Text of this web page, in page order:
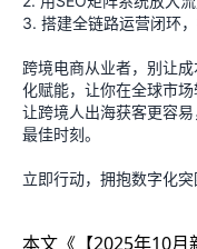
3. 搭建全链路运营闭环
跨境电商从业者，别让
化赋能，让你在全球市场
让跨境人出海获客更容
最佳时刻。
立即行动，拥抱数字化突
本文《 【2025年10